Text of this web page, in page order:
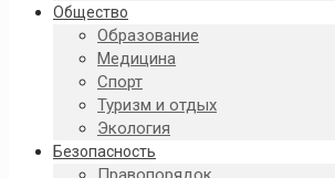
Общество
Образование
Медицина
Спорт
Туризм и отдых
Экология
Безопасность